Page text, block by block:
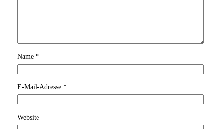
Name *
E-Mail-Adresse *
Website